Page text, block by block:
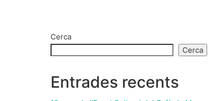
Cerca
Cerca
Entrades recents